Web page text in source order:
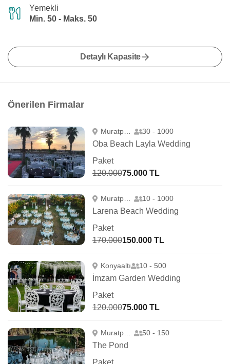
Yemekli
Min. 50 - Maks. 50
Detaylı Kapasite
Önerilen Firmalar
Muratpaşa 30 - 1000
Oba Beach Layla Wedding
Paket
120.00075.000 TL
Muratpaşa 10 - 1000
Larena Beach Wedding
Paket
170.000150.000 TL
Konyaaltı 10 - 500
İmzam Garden Wedding
Paket
120.00075.000 TL
Muratpaşa 50 - 150
The Pond
Paket